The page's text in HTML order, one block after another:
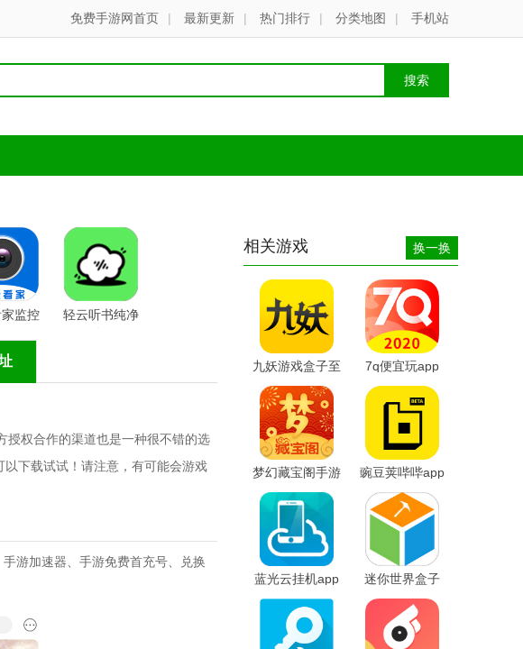
免费手游网首页 | 最新更新 | 热门排行 | 分类地图 | 手机站
监控
轻云听书纯净
授权合作的渠道也是一种很不错的选
下载试试！请注意，有可能会游戏
游加速器、手游免费首充号、兑换
换一换
相关游戏
九妖游戏盒子至
尊版
7q便宜玩app
梦幻藏宝阁手游
交易平台
豌豆荚哔哔app
蓝光云挂机app 迷你世界盒子